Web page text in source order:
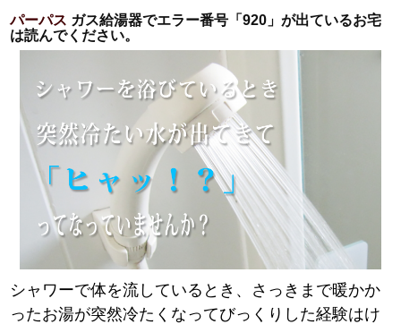
パーパス ガス給湯器でエラー番号「920」が出ているお宅
は読んでください。
シャワーで体を流しているとき、さっきまで暖かか
ったお湯が突然冷たくなってびっくりした経験はけ